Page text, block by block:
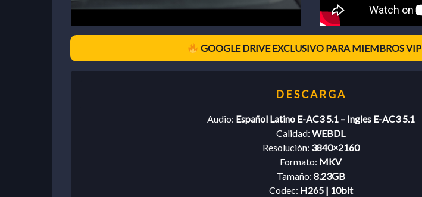
GOOGLE DRIVE EXCLUSIVO PARA MIEMBROS VIP
Audio: Español Latino E-AC3 5.1 – Ingles E-AC3 5.1
Calidad: WEBDL
Resolución: 3840×2160
Formato: MKV
Tamaño: 8.23GB
Codec: H265 | 10bit